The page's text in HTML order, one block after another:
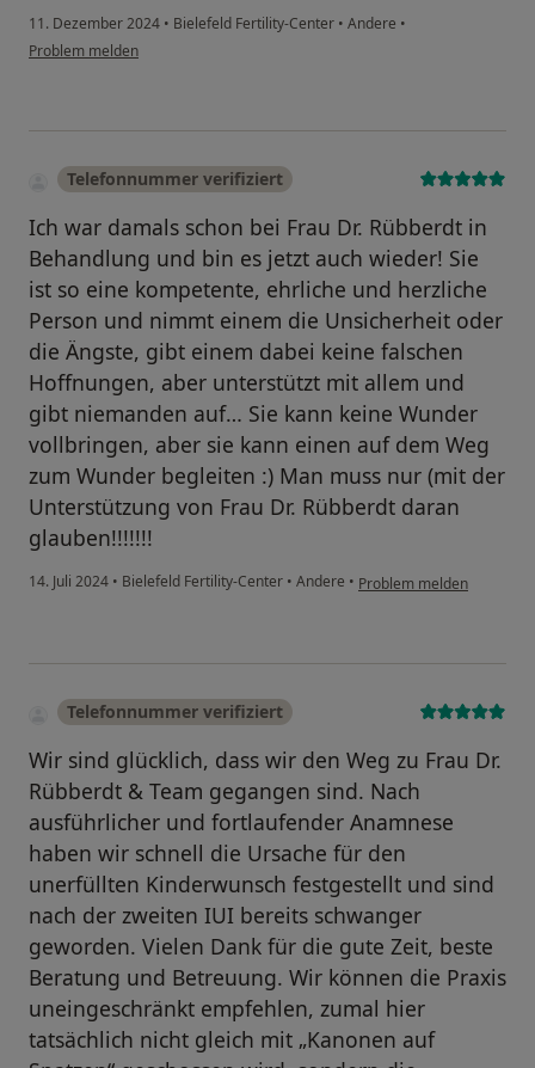
11. Dezember 2024 • Bielefeld Fertility-Center • Andere •
Problem melden
Telefonnummer verifiziert
Ich war damals schon bei Frau Dr. Rübberdt in
Behandlung und bin es jetzt auch wieder! Sie
ist so eine kompetente, ehrliche und herzliche
Person und nimmt einem die Unsicherheit oder
die Ängste, gibt einem dabei keine falschen
Hoffnungen, aber unterstützt mit allem und
gibt niemanden auf… Sie kann keine Wunder
vollbringen, aber sie kann einen auf dem Weg
zum Wunder begleiten :) Man muss nur (mit der
Unterstützung von Frau Dr. Rübberdt daran
glauben!!!!!!!
14. Juli 2024 • Bielefeld Fertility-Center • Andere • Problem melden
Telefonnummer verifiziert
Wir sind glücklich, dass wir den Weg zu Frau Dr.
Rübberdt & Team gegangen sind. Nach
ausführlicher und fortlaufender Anamnese
haben wir schnell die Ursache für den
unerfüllten Kinderwunsch festgestellt und sind
nach der zweiten IUI bereits schwanger
geworden. Vielen Dank für die gute Zeit, beste
Beratung und Betreuung. Wir können die Praxis
uneingeschränkt empfehlen, zumal hier
tatsächlich nicht gleich mit „Kanonen auf